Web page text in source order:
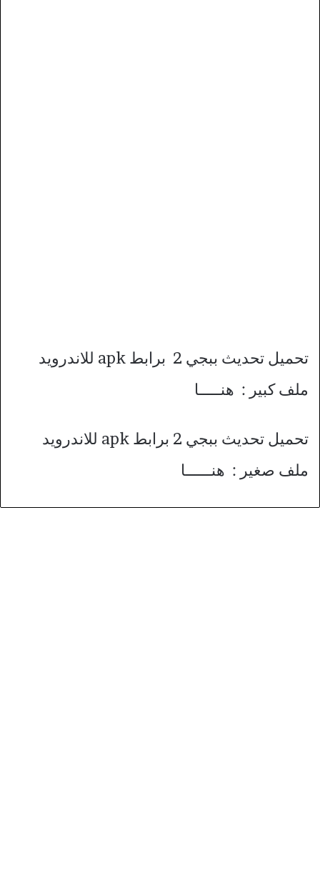
تحميل تحديث ببجي 2 برابط apk للاندرويد
ملف كبير : هنـــــا
تحميل تحديث ببجي 2 برابط apk للاندرويد
ملف صغير : هنــــــا